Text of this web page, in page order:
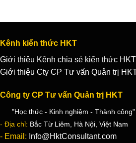
Kênh kiến thức HKT
Giới thiệu Kênh chia sẻ kiến thức HKT
Giới thiệu Cty CP Tư vấn Quản trị
Công ty CP Tư vấn Quản trị HKT
"Học thức - Kinh nghiệm - Thành công"
- Địa chỉ: Bắc Từ Liêm, Hà Nội, Việt Nam
- Email: Info@HktConsultant.com